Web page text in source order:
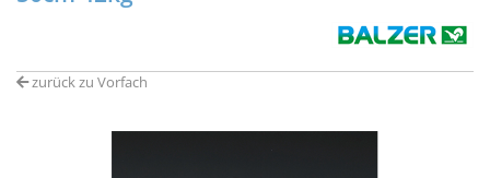
zurück zu Vorfach